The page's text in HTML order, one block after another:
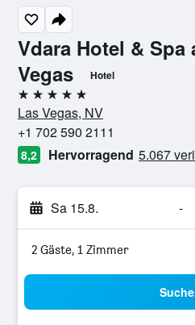
Vdara Hotel & Spa
Vegas
Hotel
5 Sterne
Las Vegas, NV
+1 702 590 2111
8,2 Hervorragend 5.067
Sa 15.8. -
2 Gäste, 1 Zimmer